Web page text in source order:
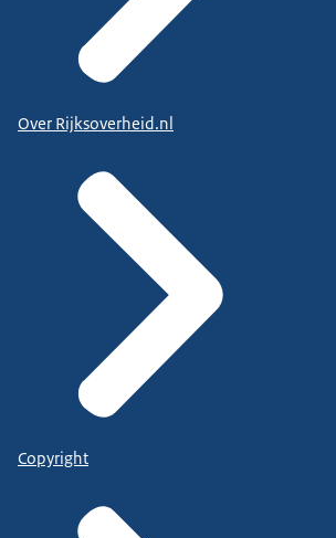
Over Rijksoverheid.nl
Copyright